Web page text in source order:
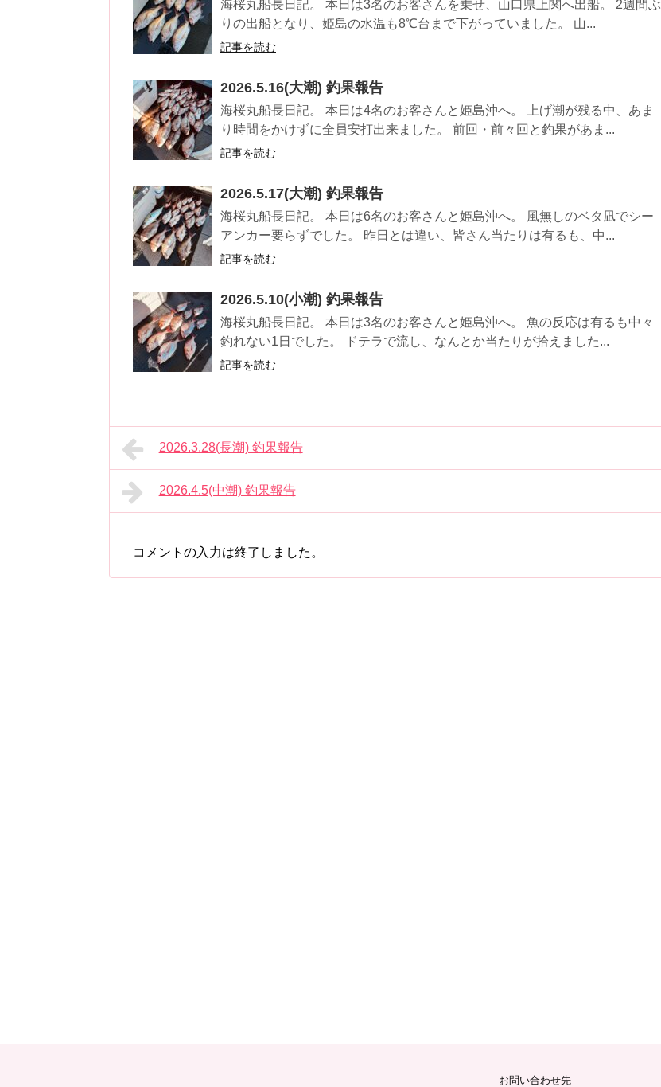
海桜丸船長日記。 本日は3名のお客さんを乗せ、山口県上関へ出船。 2週間ぶ
りの出船となり、姫島の水温も8℃台まで下がっていました。 山...
記事を読む
2026.5.16(大潮) 釣果報告
海桜丸船長日記。 本日は4名のお客さんと姫島沖へ。 上げ潮が残る中、あま
り時間をかけずに全員安打出来ました。 前回・前々回と釣果があま...
記事を読む
2026.5.17(大潮) 釣果報告
海桜丸船長日記。 本日は6名のお客さんと姫島沖へ。 風無しのベタ凪でシー
アンカー要らずでした。 昨日とは違い、皆さん当たりは有るも、中...
記事を読む
2026.5.10(小潮) 釣果報告
海桜丸船長日記。 本日は3名のお客さんと姫島沖へ。 魚の反応は有るも中々
釣れない1日でした。 ドテラで流し、なんとか当たりが拾えました...
記事を読む
2026.3.28(長潮) 釣果報告
2026.4.5(中潮) 釣果報告
コメントの入力は終了しました。
お問い合わせ先